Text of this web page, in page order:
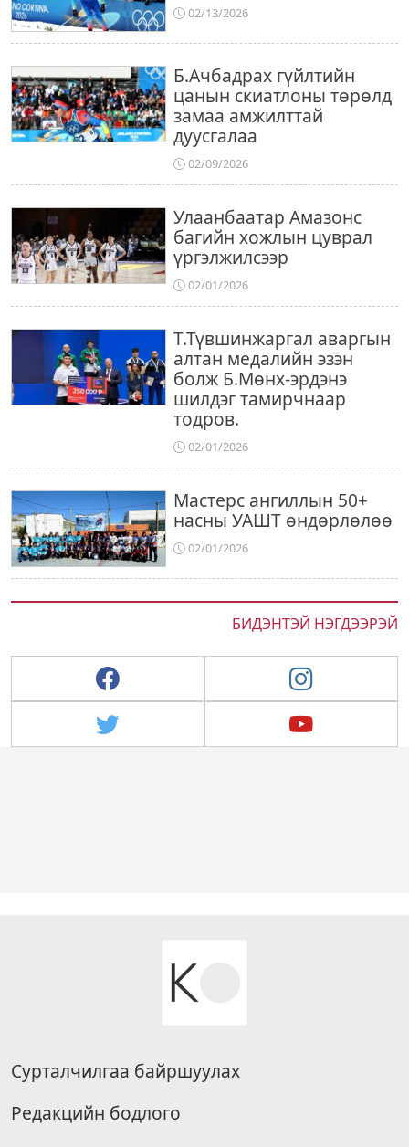
02/13/2026
Б.Ачбадрах гүйлтийн
цанын скиатлоны төрөлд
замаа амжилттай
дуусгалаа
02/09/2026
Улаанбаатар Амазонс
багийн хожлын цуврал
үргэлжилсээр
02/01/2026
Т.Түвшинжаргал аваргын
алтан медалийн эзэн
болж Б.Мөнх-эрдэнэ
шилдэг тамирчнаар
тодров.
02/01/2026
Мастерс ангиллын 50+
насны УАШТ өндөрлөлөө
02/01/2026
БИДЭНТЭЙ НЭГДЭЭРЭЙ
Сурталчилгаа байршуулах
Редакцийн бодлого